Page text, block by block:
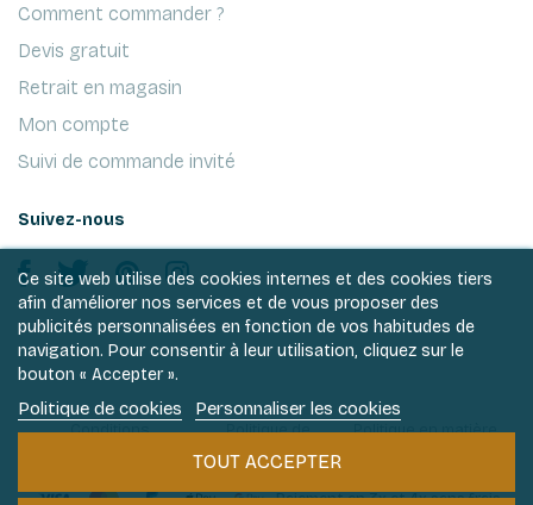
Comment commander ?
Devis gratuit
Retrait en magasin
Mon compte
Suivi de commande invité
Suivez-nous
Ce site web utilise des cookies internes et des cookies tiers
afin d’améliorer nos services et de vous proposer des
publicités personnalisées en fonction de vos habitudes de
navigation. Pour consentir à leur utilisation, cliquez sur le
bouton « Accepter ».
Politique de cookies Personnaliser les cookies
TOUT ACCEPTER
Conditions
Politique de
vie privée
Politique en matière
Paiement en 3x et 4x sans frais